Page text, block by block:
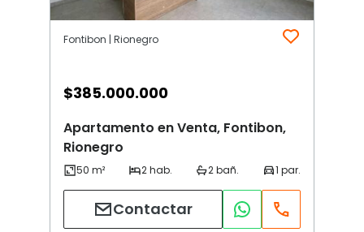
Fontibon | Rionegro
$385.000.000
Apartamento en Venta, Fontibon,
Rionegro
Contactar